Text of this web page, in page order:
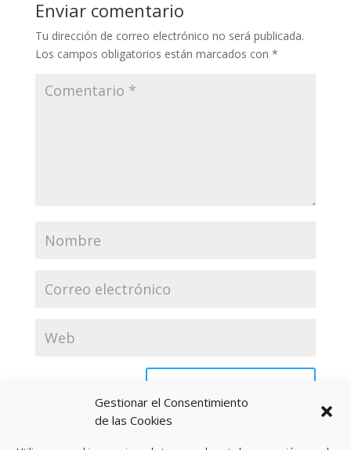
Gestionar el Consentimiento
de las Cookies
Enviar comentario
Tu dirección de correo electrónico no será publicada.
Los campos obligatorios están marcados con *